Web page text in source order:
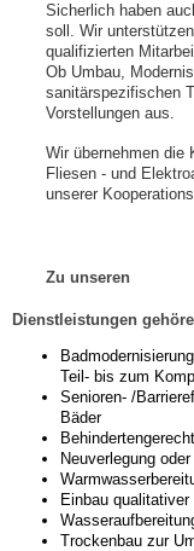
Sicherlich haben
soll. Wir
qualifizierten
Ob Umbau,
sanitärspezifischen
Vorstellungen aus.
Wir übernehmen die
Fliesen - und
unserer
Zu unseren
Dienstleistungen
Teil- bis zum
Senioren- /
Bäder
Neuverlegung
Einbau
Trockenbau zur